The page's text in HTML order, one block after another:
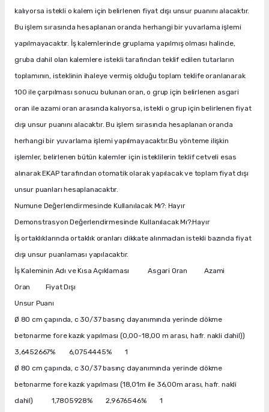
kalıyorsa istekli o kalem için belirlenen fiyat dışı unsur puanını alacaktır.
Bu işlem sırasında hesaplanan oranda herhangi bir yuvarlama işlemi
yapılmayacaktır. İş kalemlerinde gruplama yapılmış olması halinde,
gruba dahil olan kalemlere istekli tarafından teklif edilen tutarların
toplamının, isteklinin ihaleye vermiş olduğu toplam teklife oranlanarak
100 ile çarpılması sonucu bulunan oran, o grup için belirlenen asgari
oran ile azami oran arasında kalıyorsa, istekli o grup için belirlenen fiyat
dışı unsur puanını alacaktır. Bu işlem sırasında hesaplanan oranda
herhangi bir yuvarlama işlemi yapılmayacaktır.Bu yönteme ilişkin
işlemler, belirlenen bütün kalemler için isteklilerin teklif cetveli esas
alınarak EKAP tarafından otomatik olarak yapılacak ve toplam fiyat dışı
unsur puanları hesaplanacaktır.
Numune Değerlendirmesinde Kullanılacak Mı?: Hayır
Demonstrasyon Değerlendirmesinde Kullanılacak Mı?:Hayır
İş ortaklıklarında ortaklık oranları dikkate alınmadan istekli bazında fiyat
dışı unsur puanlaması yapılacaktır.
İş Kaleminin Adı ve Kısa Açıklaması Asgari Oran Azami
Oran Fiyat Dışı
Unsur Puanı
Ø 80 cm çapında, c 30/37 basınç dayanımında yerinde dökme
betonarme fore kazık yapılması (0,00-18,00 m arası, hafr. nakli dahil))
3,6452667% 6,0754445% 1
Ø 80 cm çapında, c 30/37 basınç dayanımında yerinde dökme
betonarme fore kazık yapılması (18,01m ile 36,00m arası, hafr. nakli
dahil) 1,7805928% 2,9676546% 1